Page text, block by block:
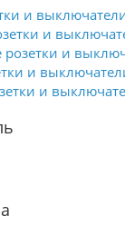
и
и
и
и
и